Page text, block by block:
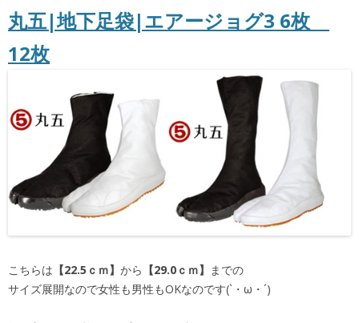
丸五|地下足袋|エアージョグ3 6枚
12枚
こちらは 【22.5ｃｍ】 から 【29.0ｃｍ】 までの
サイズ展開なので女性も男性もOKなのです(`・ω・´)